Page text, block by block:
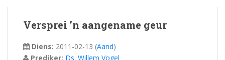
Versprei ’n aangename geur
Diens: 2011-02-13 (Aand)
Prediker: Ds. Willem Vogel